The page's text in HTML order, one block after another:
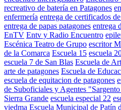
recreativo de batería en Patagones
enfermería entrega de certificados
entrega de papas patagones entrega
EnTV Entv y Radio Encuentro
Escénica Teatro de Grupo escritor
de la Comarca Escuela 15 escuela
escuela 7 de San Blas Escuela de
arte de patagones Escuela de
escuela de equitacion de patagones
de Suboficiales y Agentes
Sierra Grande escuela especial 22
viedma Escuela Municipal de Patín